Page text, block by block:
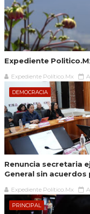
Expediente
Expediente Político.Mx
DEMOCRACIA
Renuncia secretaria
General sin acuerdos
Expediente Político.Mx
PRINCIPAL